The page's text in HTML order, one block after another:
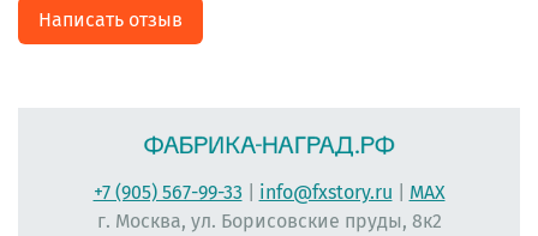
Написать отзыв
+7 (905) 567-99-33 info@fxstory.ru
MAX
г. Москва, ул. Борисовские пруды, 8к2